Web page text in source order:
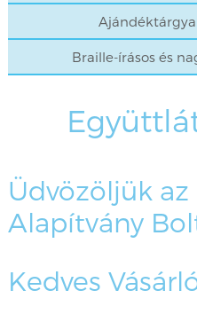
Üdvözöljük
Alapítvány
Kedves
Braille-írásos és